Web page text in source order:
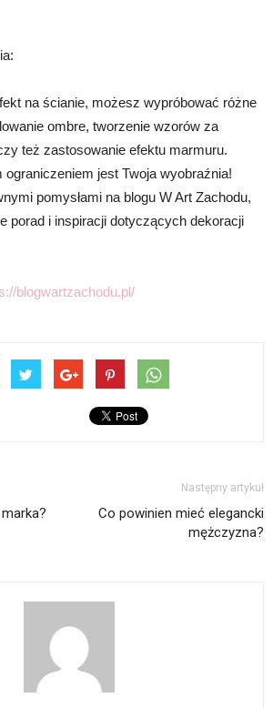
na ścianie, możesz wypróbować różne
ombre, tworzenie wzorów za
też zastosowanie efektu marmuru.
ograniczeniem jest Twoja wyobraźnia!
pomysłami na blogu W Art Zachodu,
porad i inspiracji dotyczących dekoracji
blogwartzachodu.pl/
Następny artykuł
Co powinien mieć elegancki
mężczyzna?